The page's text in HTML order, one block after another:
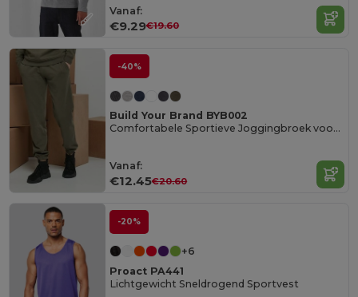
Vanaf:
€9.29€19.60
-40%
Build Your Brand BYB002
Comfortabele Sportieve Joggingbroek voor Alle Maten
Vanaf:
€12.45€20.60
-20%
+6
Proact PA441
Lichtgewicht Sneldrogend Sportvest